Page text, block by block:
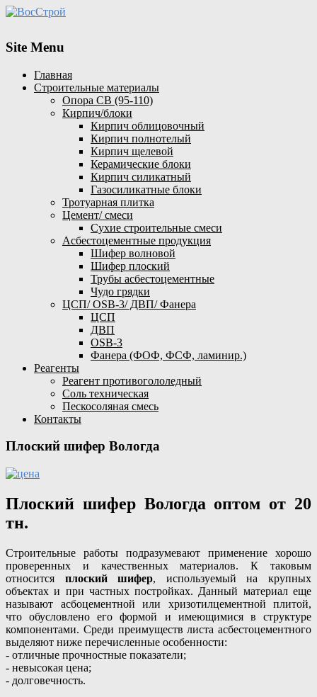
Site Menu
Главная
Строительные материалы
Опора СВ (95-110)
Кирпич/блоки
Кирпич облицовочный
Кирпич полнотелый
Кирпич щелевой
Керамические блоки
Кирпич силикатный
Газосиликатные блоки
Тротуарная плитка
Цемент/ смеси
Сухие строительные смеси
Асбестоцементные продукция
Шифер волновой
Шифер плоский
Трубы асбестоцементные
Чудо грядки
ЦСП/ OSB-3/ ДВП/ Фанера
ЦСП
ДВП
OSB-3
Фанера (ФОФ, ФСФ, ламинир.)
Реагенты
Реагент противогололедный
Соль техническая
Пескосоляная смесь
Контакты
Плоский шифер Вологда
Плоский шифер Вологда оптом от 20
тн.
Строительные работы подразумевают применение хорошо
проверенных и качественных материалов. К таковым
относится плоский шифер, используемый на крупных
объектах и при частных постройках. Данный материал еще
называют асбоцементной или хризотилцементной плитой,
что обусловлено его формой и имеющимися в структуре
компонентами. Среди преимуществ листа асбестоцементного
выделяют ниже перечисленные особенности:
- отличные прочностные показатели;
- невысокая цена;
- долговечность.